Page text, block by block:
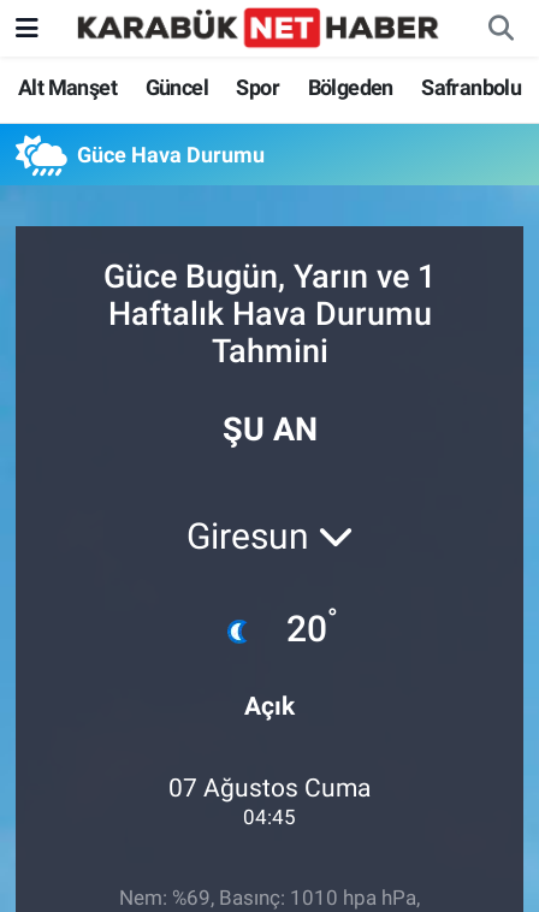
Alt Manşet Güncel Spor Bölgeden Safranbolu
Güce Hava Durumu
Güce Bugün, Yarın ve 1
Haftalık Hava Durumu
Tahmini
ŞU AN
Giresun
20°
Açık
07 Ağustos Cuma
04:45
Nem: %69, Basınç: 1010 hpa hPa,